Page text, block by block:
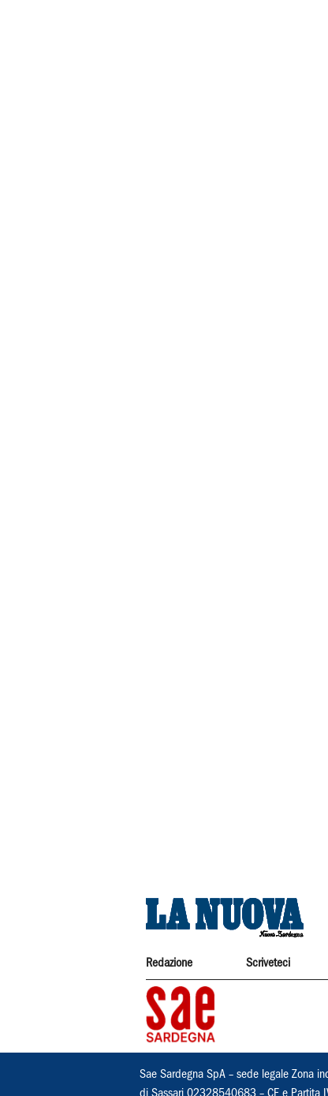
Redazione Scriveteci
Sae Sardegna SpA – sede legale Zona
di Sassari 02328540683 – CF e Partita